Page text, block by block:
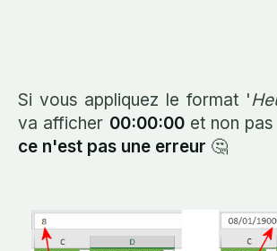
Si vous appliquez le format '
va afficher 00:00:00et non pas
ce n'est pas une erreur 🤔